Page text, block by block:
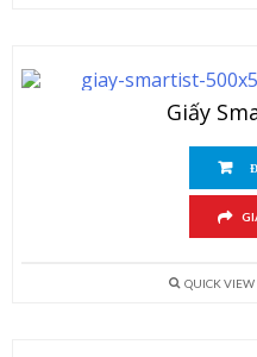
Giấy
QUICK VIEW